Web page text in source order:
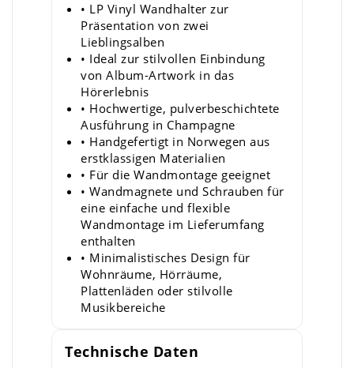
• LP Vinyl Wandhalter zur
Präsentation von zwei
Lieblingsalben
• Ideal zur stilvollen Einbindung
von Album-Artwork in das
Hörerlebnis
• Hochwertige, pulverbeschichtete
Ausführung in Champagne
• Handgefertigt in Norwegen aus
erstklassigen Materialien
• Für die Wandmontage geeignet
• Wandmagnete und Schrauben für
eine einfache und flexible
Wandmontage im Lieferumfang
enthalten
• Minimalistisches Design für
Wohnräume, Hörräume,
Plattenläden oder stilvolle
Musikbereiche
Technische Daten